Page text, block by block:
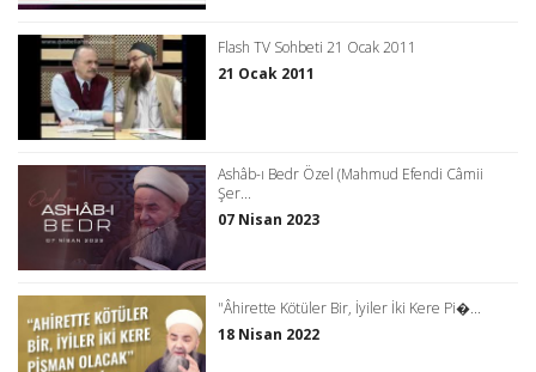
Flash TV Sohbeti 21 Ocak 2011
21 Ocak 2011
Ashâb-ı Bedr Özel (Mahmud Efendi Câmii
Şer...
07 Nisan 2023
"Âhirette Kötüler Bir, İyiler İki Kere Pi�...
18 Nisan 2022